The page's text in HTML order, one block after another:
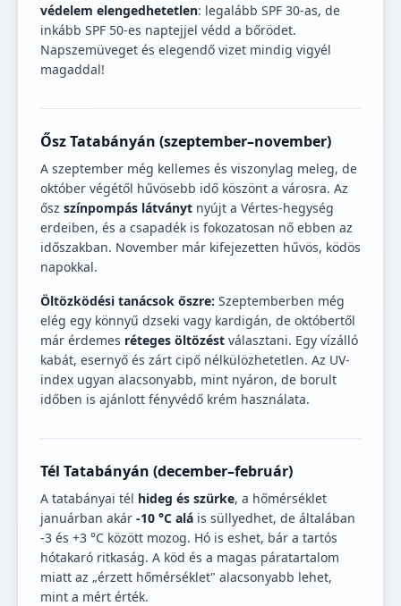
védelem elengedhetetlen: legalább SPF 30-as, de
inkább SPF 50-es naptejjel védd a bőrödet.
Napszemüveget és elegendő vizet mindig vigyél
magaddal!
Ősz Tatabányán (szeptember–november)
A szeptember még kellemes és viszonylag meleg, de
október végétől hűvösebb idő köszönt a városra. Az
ősz színpompás látványt nyújt a Vértes-hegység
erdeiben, és a csapadék is fokozatosan nő ebben az
időszakban. November már kifejezetten hűvös, ködös
napokkal.
Öltözködési tanácsok őszre: Szeptemberben még
elég egy könnyű dzseki vagy kardigán, de októbertől
már érdemes réteges öltözést választani. Egy vízálló
kabát, esernyő és zárt cipő nélkülözhetetlen. Az UV-
index ugyan alacsonyabb, mint nyáron, de borult
időben is ajánlott fényvédő krém használata.
Tél Tatabányán (december–február)
A tatabányai tél hideg és szürke, a hőmérséklet
januárban akár -10 °C alá is süllyedhet, de általában
-3 és +3 °C között mozog. Hó is eshet, bár a tartós
hótakaró ritkaság. A köd és a magas páratartalom
miatt az „érzett hőmérséklet" alacsonyabb lehet,
mint a mért érték.